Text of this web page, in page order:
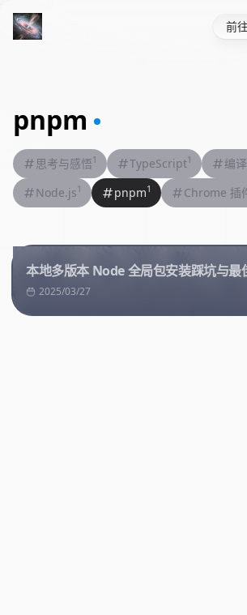
前往
pnpm
思考与感悟1 TypeScript1 编
Node.js1 pnpm1 Chrome 插
本地多版本 Node 全局包安装踩坑与最
2025/03/27